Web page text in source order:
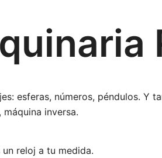
esferas, números, péndulos. Y
inversa.
reloj a tu medida.